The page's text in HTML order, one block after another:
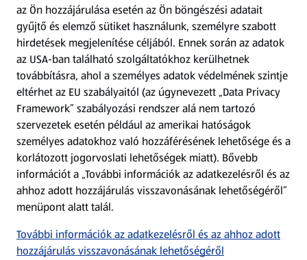
ALDI utalványok
Árcsökkentés
Adattörlő alkalmazás
Szervizpont
(új oldalon nyílik meg)
Fedezz fel minket az interneten!
Töltsd le az ALDI Magyarország applikációt!
az Ön hozzájárulása esetén az Ön böngészési adatait
gyűjtő és elemző sütiket használunk, személyre szabott
hirdetések megjelenítése céljából. Ennek során az adatok
az USA-ban található szolgáltatókhoz kerülhetnek
továbbításra, ahol a személyes adatok védelmének szintje
eltérhet az EU szabályaitól (az úgynevezett „Data Privacy
Framework” szabályozási rendszer alá nem tartozó
szervezetek esetén például az amerikai hatóságok
személyes adatokhoz való hozzáférésének lehetősége és a
korlátozott jogorvoslati lehetőségek miatt). Bővebb
információt a „További információk az adatkezelésről és az
ahhoz adott hozzájárulás visszavonásának lehetőségéről”
menüpont alatt talál.
További információk az adatkezelésről és az ahhoz adott
hozzájárulás visszavonásának lehetőségéről